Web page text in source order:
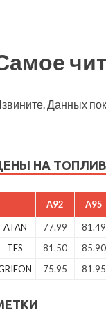
Данных
НА
A92 A95
ATAN 77.99 81.49
TES
81.50 85.90
75.95 81.95